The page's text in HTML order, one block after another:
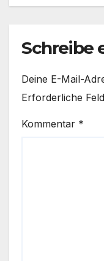
Schreibe
Deine E-Mail-
Erforderliche
Kommentar *